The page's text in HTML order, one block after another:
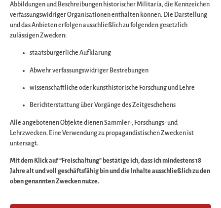
Entschuldigen Sie
bitte die
Wir arbeiten an
großartigen Sache
schauen Sie bald
wieder vorbei!
Abbildungen und Beschreibungen historischer Militaria, die Kennzeichen
verfassungswidriger Organisationen enthalten können. Die Darstellung
und das Anbieten erfolgen ausschließlich zu folgenden gesetzlich
zulässigen Zwecken:
staatsbürgerliche Aufklärung
Abwehr verfassungswidriger Bestrebungen
wissenschaftliche oder kunsthistorische Forschung und Lehre
Berichterstattung über Vorgänge des Zeitgeschehens
Alle angebotenen Objekte dienen Sammler-, Forschungs- und
Lehrzwecken. Eine Verwendung zu propagandistischen Zwecken ist
untersagt.
Mit dem Klick auf “Freischaltung” bestätige ich, dass ich mindestens 18
Jahre alt und voll geschäftsfähig bin und die Inhalte ausschließlich zu den
oben genannten Zwecken nutze.